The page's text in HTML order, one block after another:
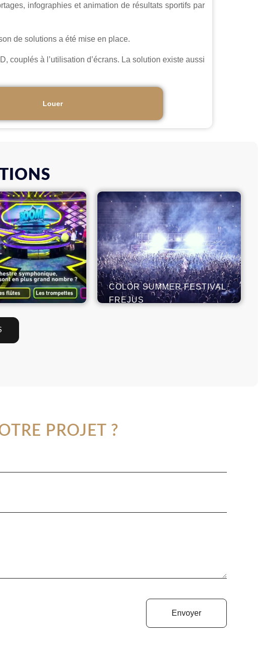
infographies et animation de résultats sportifs par
de solutions a été mise en place.
couplés à l’utilisation d’écrans. La solution existe aussi
Louer
COLOR SUMMER FESTIVAL
FREJUS
PROJET ?
Envoyer